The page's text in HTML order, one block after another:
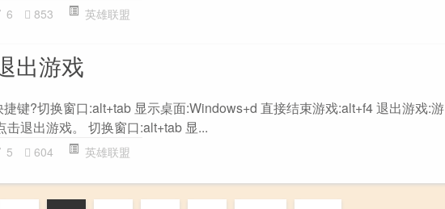
6 853 英雄联盟
出游戏
键?切换窗口:alt+tab 显示桌面:Windows+d 直接结束游戏:alt+f4 退出游戏:游
击退出游戏。 切换窗口:alt+tab 显...
5 604 英雄联盟